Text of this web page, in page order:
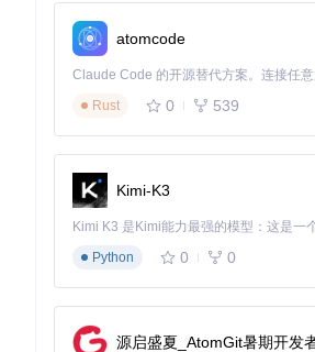
实战指南：从安装到优化的三
环境准备
准备阶段 ：确保系统已安装Python
git clone
执行阶段
atomcode
Rust
0 539
Kimi-K3
Python
0 0
源启盛夏_AtomGit暑期开发